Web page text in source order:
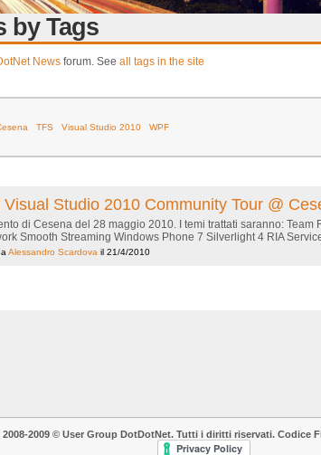
by Tags
News forum. See all tags in the site
TFS Visual Studio 2010 WPF
Studio 2010 Community Tour @
di Cesena del 28 maggio 2010. I temi trattati saranno:
Smooth Streaming Windows Phone 7 Silverlight 4 RIA
Alessandro Scardova il 21/4/2010
2008-2009 © User Group DotDotNet. Tutti i diritti riservati. Codice